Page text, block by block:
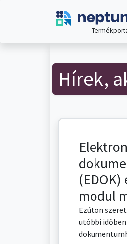
Hírek,
modul
Ezúton
utóbbi időben